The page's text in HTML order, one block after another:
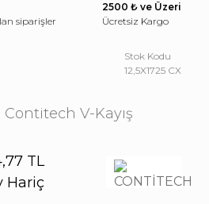
siparişler
2500 ₺ ve Üzeri
Ücretsiz Kargo
Stok Kodu
12,5X1725 CX
Contitech V-Kayış
TL
Hariç